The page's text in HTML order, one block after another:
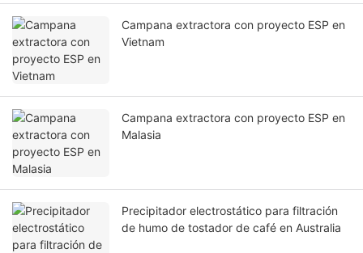
Campana extractora con proyecto ESP en
Vietnam
Campana extractora con proyecto ESP en
Malasia
Precipitador electrostático para filtración
de humo de tostador de café en Australia